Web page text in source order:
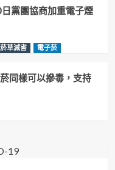
紙菸
政治 無煙台灣 菸草減害
持全面禁止紙菸
康
黨團協商加重電子煙
菸草減害 電子菸
同樣可以摻毒，支持